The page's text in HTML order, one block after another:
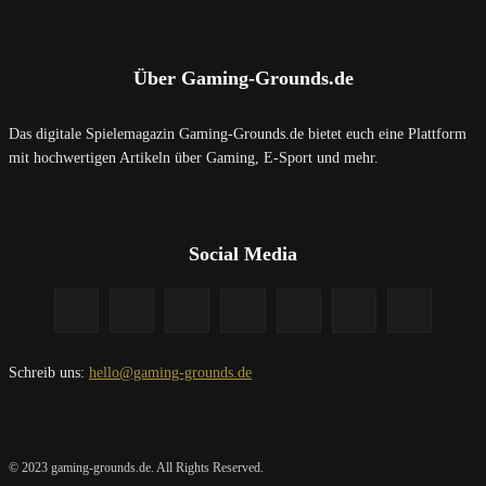
Über Gaming-Grounds.de
Das digitale Spielemagazin Gaming-Grounds.de bietet euch eine Plattform
mit hochwertigen Artikeln über Gaming, E-Sport und mehr.
Social Media
Schreib uns: hello@gaming-grounds.de
© 2023 gaming-grounds.de. All Rights Reserved.